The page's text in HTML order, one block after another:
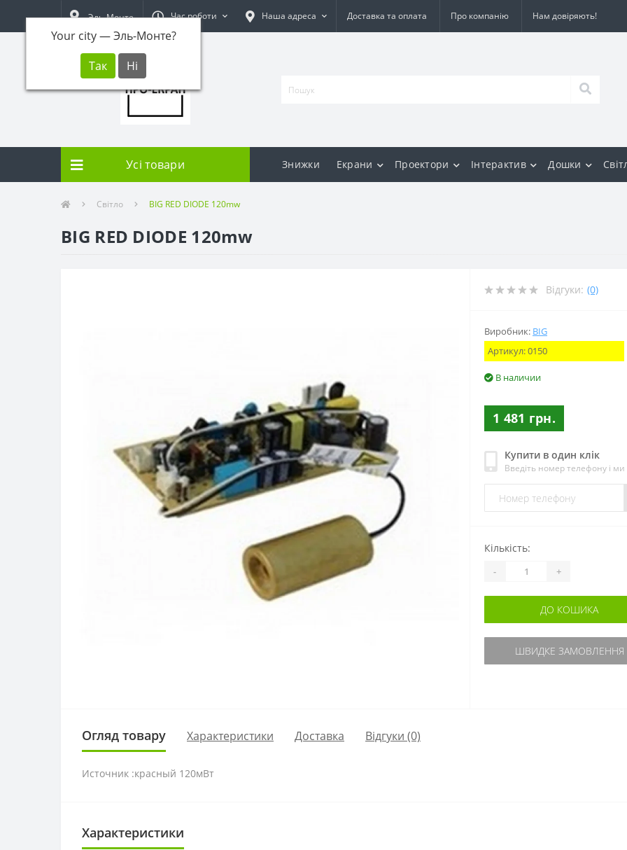
Эль-Монте
Your city —Эль-Монте?
Час роботи Наша адреса Доставка та оплата Про компанію Нам довіряють!
Усі товари Знижки Екрани Проектори Інтерактив Дошки
Світло BIG RED DIODE 120mw
BIG RED DIODE 120mw
Відгуки: (0)
Виробник: BIG
Артикул:0150
В наличии
1 481 грн.
Купити в один клік
Введіть номер телефону і
Кількість:
- +
ДО КОШИКА
ШВИДКЕ ЗАМОВЛЕННЯ
Огляд товару Характеристики Доставка Відгуки (0)
Источник :красный 120мВт
Характеристики